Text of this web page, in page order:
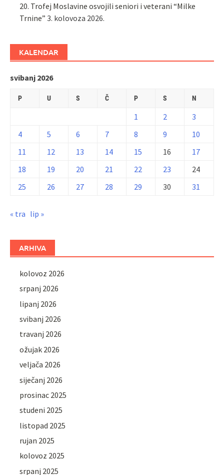
20. Trofej Moslavine osvojili seniori i veterani “Milke
Trnine” 3. kolovoza 2026.
KALENDAR
svibanj 2026
P U S Č P S N
1 2
3
4
5 6 7 8 9
10
11
12 13 14 15 16
17
18
19 20 21 22 23
24
25
26 27 28 29 30 31
« tra lip »
ARHIVA
kolovoz 2026
srpanj 2026
lipanj 2026
svibanj 2026
travanj 2026
ožujak 2026
veljača 2026
siječanj 2026
prosinac 2025
studeni 2025
listopad 2025
rujan 2025
kolovoz 2025
srpanj 2025